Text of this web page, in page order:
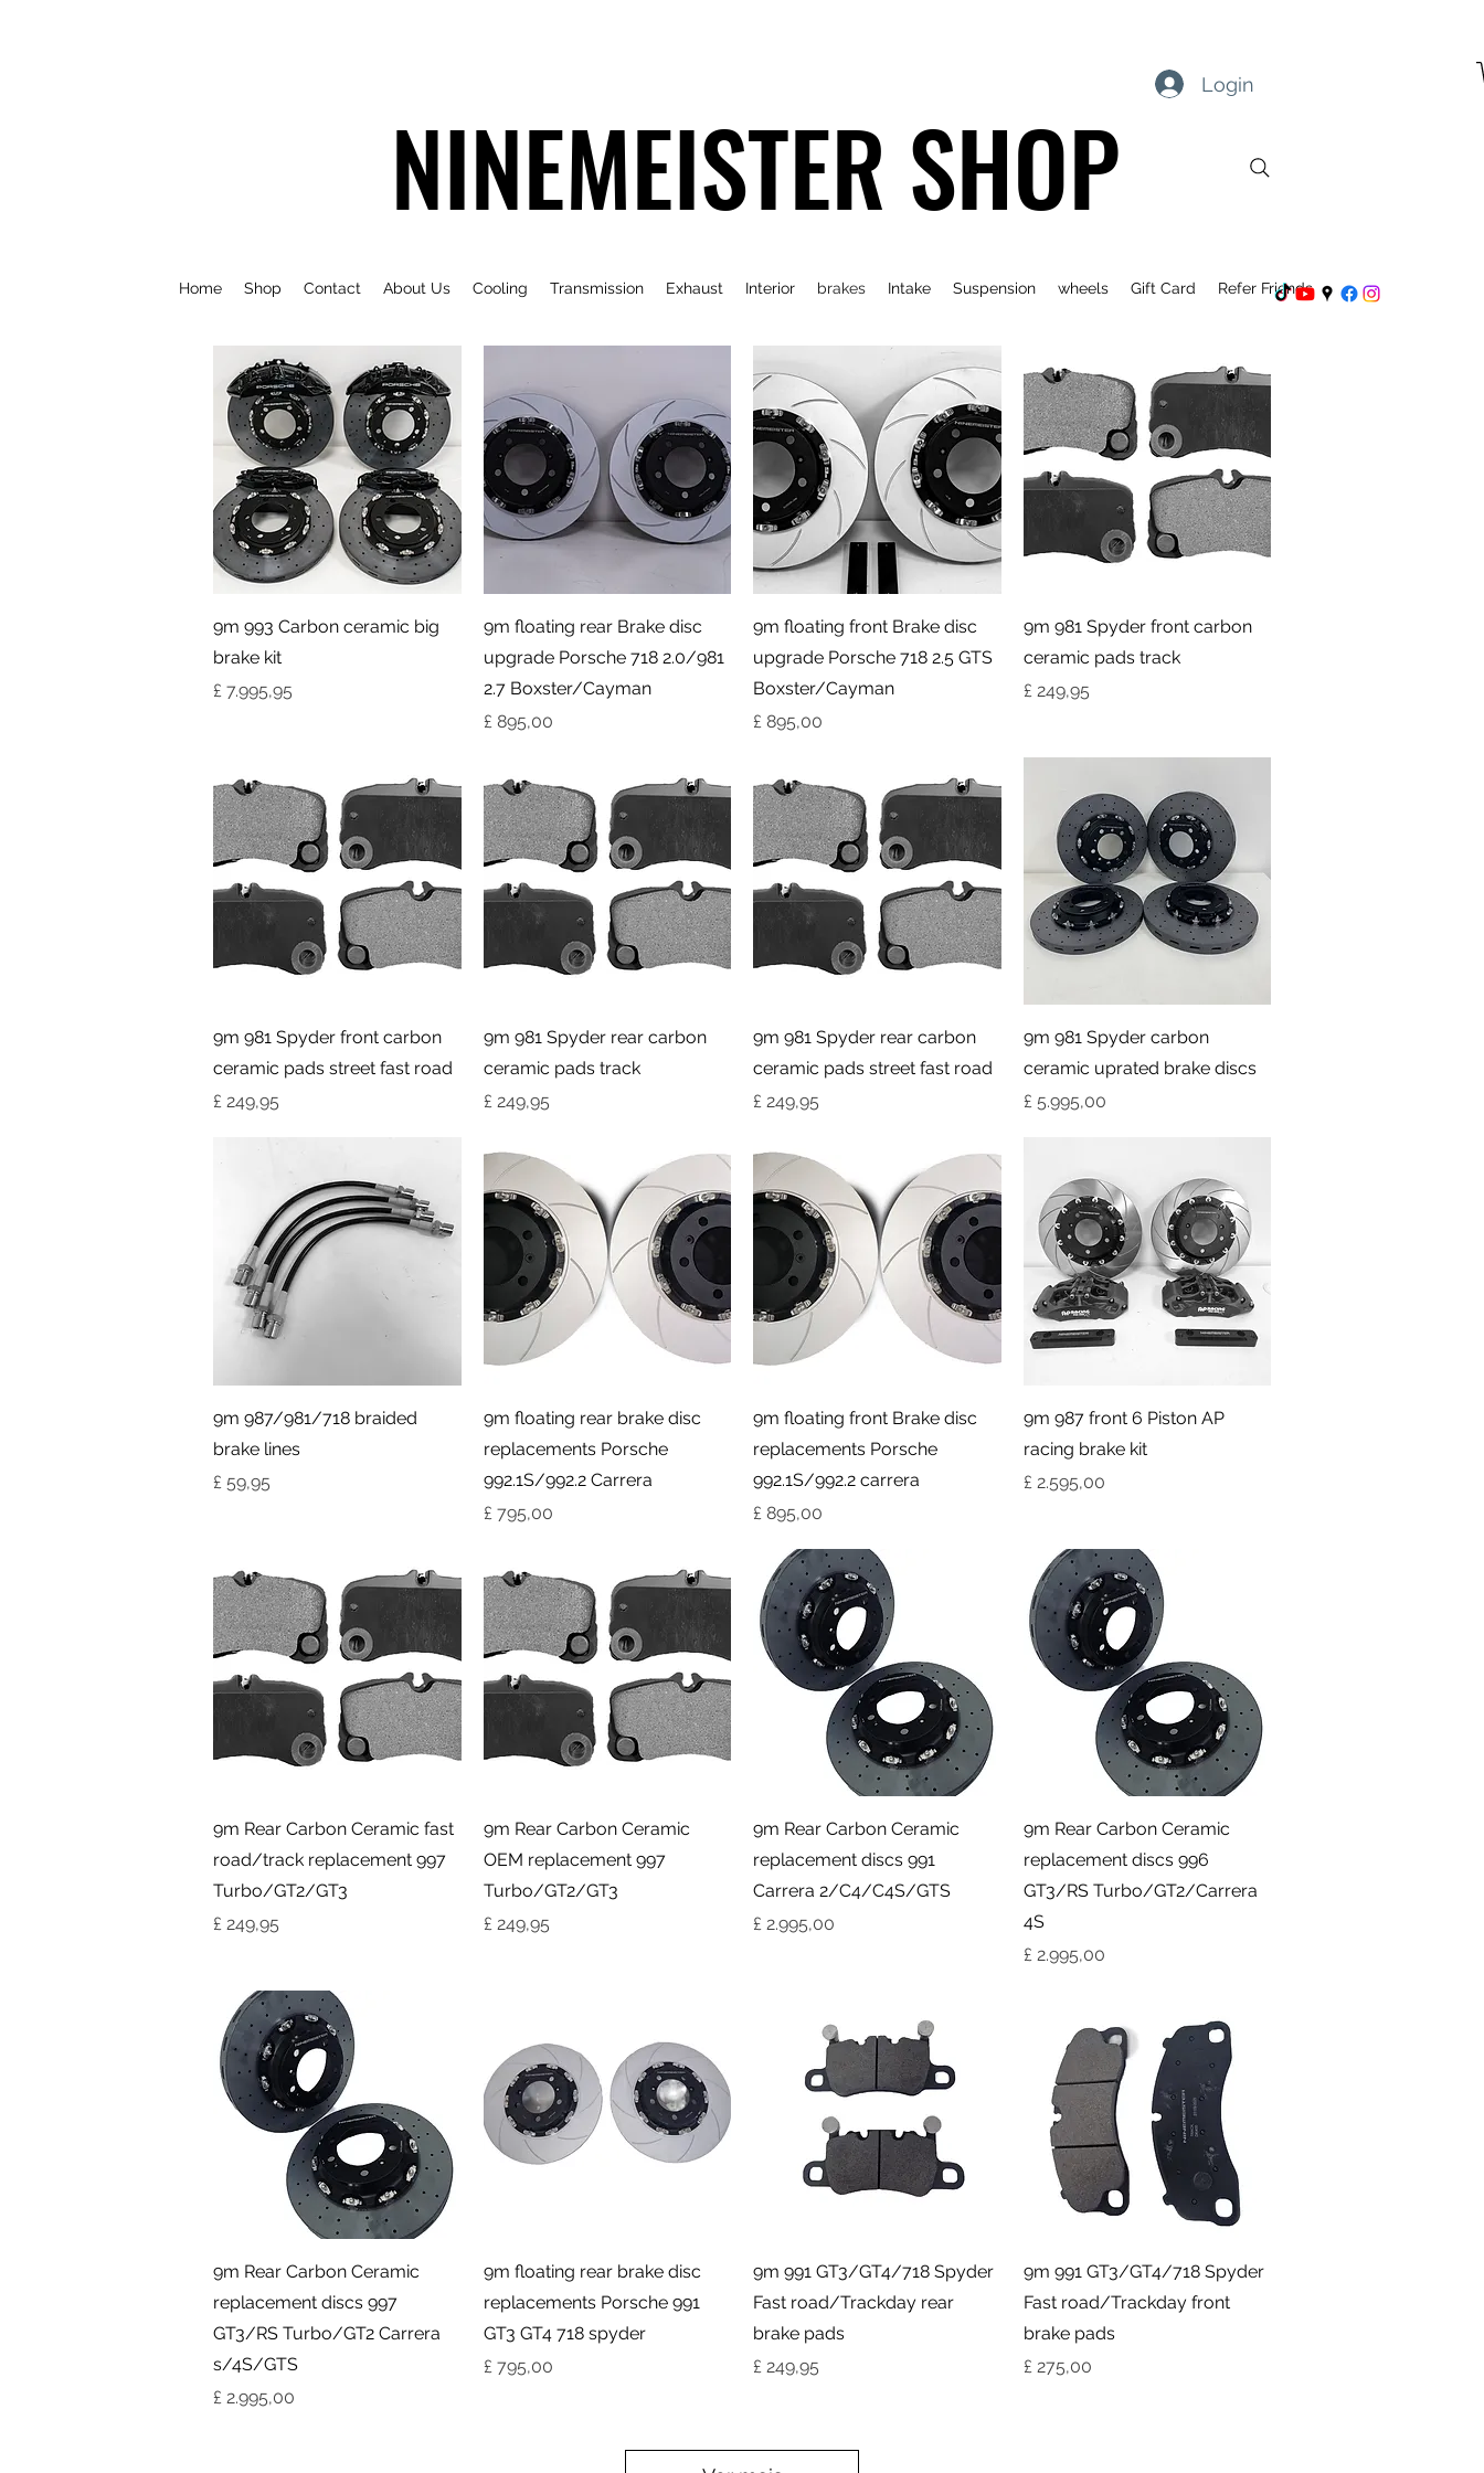
Login
Home Shop Contact About Us Cooling Transmission Exhaust Interior brakes Intake Suspension wheels Gift Card Refer Friends
NINEMEISTER SHOP
Visualização rápida
9m 993 Carbon ceramic big
brake kit
Preço
£ 7.995,95
Visualização rápida
9m floating rear Brake disc
upgrade Porsche 718 2.0/981
2.7 Boxster/Cayman
Preço
£ 895,00
Visualização rápida
9m floating front Brake disc
upgrade Porsche 718 2.5 GTS
Boxster/Cayman
Preço
£ 895,00
Visualização rápida
9m 981 Spyder front carbon
ceramic pads track
Preço
£ 249,95
Visualização rápida
9m 981 Spyder front carbon
ceramic pads street fast road
Preço
£ 249,95
Visualização rápida
9m 981 Spyder rear carbon
ceramic pads track
Preço
£ 249,95
Visualização rápida
9m 981 Spyder rear carbon
ceramic pads street fast road
Preço
£ 249,95
Visualização rápida
9m 981 Spyder carbon
ceramic uprated brake discs
Preço
£ 5.995,00
Visualização rápida
9m 987/981/718 braided
brake lines
Preço
£ 59,95
Visualização rápida
9m floating rear brake disc
replacements Porsche
992.1S/992.2 Carrera
Preço
£ 795,00
Visualização rápida
9m floating front Brake disc
replacements Porsche
992.1S/992.2 carrera
Preço
£ 895,00
Visualização rápida
9m 987 front 6 Piston AP
racing brake kit
Preço
£ 2.595,00
Visualização rápida
9m Rear Carbon Ceramic fast
road/track replacement 997
Turbo/GT2/GT3
Preço
£ 249,95
Visualização rápida
9m Rear Carbon Ceramic
OEM replacement 997
Turbo/GT2/GT3
Preço
£ 249,95
Visualização rápida
9m Rear Carbon Ceramic
replacement discs 991
Carrera 2/C4/C4S/GTS
Preço
£ 2.995,00
Visualização rápida
9m Rear Carbon Ceramic
replacement discs 996
GT3/RS Turbo/GT2/Carrera
4S
Preço
£ 2.995,00
Visualização rápida
9m Rear Carbon Ceramic
replacement discs 997
GT3/RS Turbo/GT2 Carrera
s/4S/GTS
Preço
£ 2.995,00
Visualização rápida
9m floating rear brake disc
replacements Porsche 991
GT3 GT4 718 spyder
Preço
£ 795,00
Visualização rápida
9m 991 GT3/GT4/718 Spyder
Fast road/Trackday rear
brake pads
Preço
£ 249,95
Visualização rápida
9m 991 GT3/GT4/718 Spyder
Fast road/Trackday front
brake pads
Preço
£ 275,00